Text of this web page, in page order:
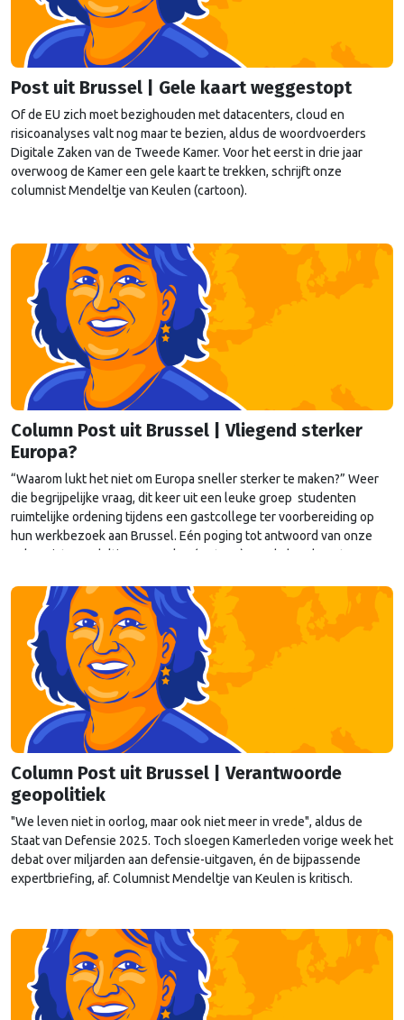
Post uit Brussel | Gele kaart weggestopt
Of de EU zich moet bezighouden met datacenters, cloud en
risicoanalyses valt nog maar te bezien, aldus de woordvoerders
Digitale Zaken van de Tweede Kamer. Voor het eerst in drie jaar
overwoog de Kamer een gele kaart te trekken, schrijft onze
columnist Mendeltje van Keulen (cartoon).
Column Post uit Brussel | Vliegend sterker
Europa?
“Waarom lukt het niet om Europa sneller sterker te maken?” Weer
die begrijpelijke vraag, dit keer uit een leuke groep studenten
ruimtelijke ordening tijdens een gastcollege ter voorbereiding op
hun werkbezoek aan Brussel. Eén poging tot antwoord van onze
columnist Mendeltje van Keulen (cartoon) aan de hand van twee
Column Post uit Brussel | Verantwoorde
geopolitiek
"We leven niet in oorlog, maar ook niet meer in vrede", aldus de
Staat van Defensie 2025. Toch sloegen Kamerleden vorige week het
debat over miljarden aan defensie-uitgaven, én de bijpassende
expertbriefing, af. Columnist Mendeltje van Keulen is kritisch.